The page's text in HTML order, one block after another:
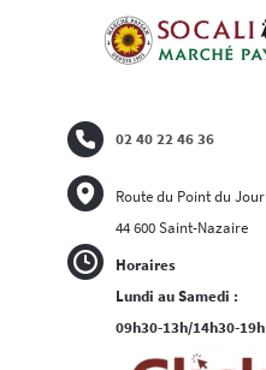
Horaires
Lundi au Samedi :
09h30-13h/14h30-19h
02 40 22 46 36
Route du Point du Jour
44 600 Saint-Nazaire